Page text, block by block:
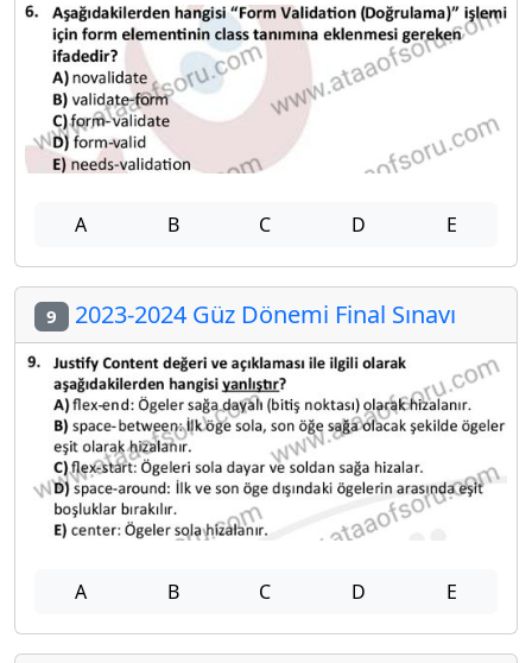
A B C D E
9 2023-2024 Güz Dönemi Final Sınavı
A B C D E